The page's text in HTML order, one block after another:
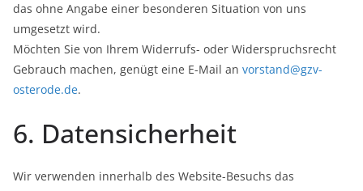
das ohne Angabe einer besonderen Situation von uns
umgesetzt wird.
Möchten Sie von Ihrem Widerrufs- oder Widerspruchsrecht
Gebrauch machen, genügt eine E-Mail an vorstand@gzv-
osterode.de.
6. Datensicherheit
Wir verwenden innerhalb des Website-Besuchs das